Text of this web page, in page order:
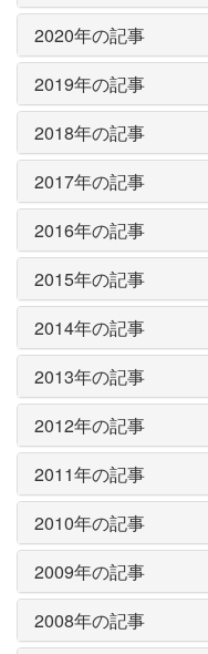
2020年の記事
2019年の記事
2018年の記事
2017年の記事
2016年の記事
2015年の記事
2014年の記事
2013年の記事
2012年の記事
2011年の記事
2010年の記事
2009年の記事
2008年の記事